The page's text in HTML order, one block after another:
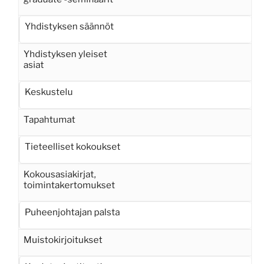
Yhdistyksen säännöt
Yhdistyksen yleiset
asiat
Keskustelu
Tapahtumat
Tieteelliset kokoukset
Kokousasiakirjat,
toimintakertomukset
Puheenjohtajan palsta
Muistokirjoitukset